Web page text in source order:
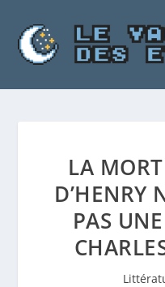
LA
D’HENRY
PAS